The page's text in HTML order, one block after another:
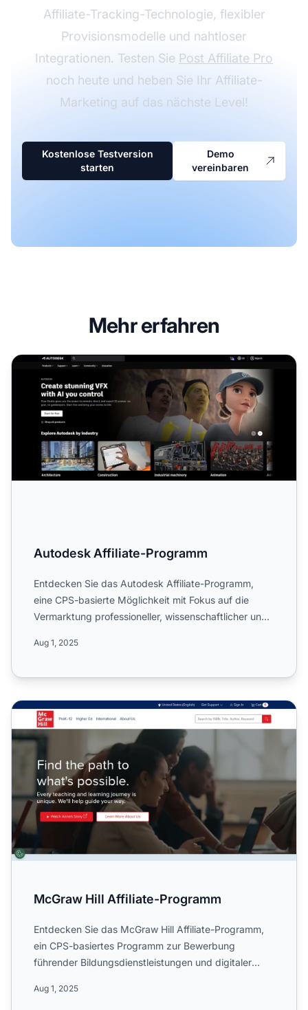
Affiliate-Tracking-Technologie, flexibler
Provisionsmodelle und nahtloser
Integrationen. Testen Sie Post Affiliate Pro
noch heute und heben Sie Ihr Affiliate-
Marketing auf das nächste Level!
Kostenlose Testversion
starten
Demo
vereinbaren
Mehr erfahren
Autodesk Affiliate-Programm
Autodesk Affiliate-Programm
Entdecken Sie das Autodesk Affiliate-Programm,
eine CPS-basierte Möglichkeit mit Fokus auf die
Vermarktung professioneller, wissenschaftlicher und
Aug 1, 2025
McGraw Hill Affiliate-Programm
McGraw Hill Affiliate-Programm
Entdecken Sie das McGraw Hill Affiliate-Programm,
ein CPS-basiertes Programm zur Bewerbung
führender Bildungsdienstleistungen und digitaler
Aug 1, 2025